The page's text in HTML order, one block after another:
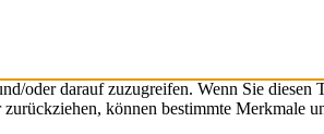
oder darauf zuzugreifen. Wenn Sie diesen
können bestimmte Merkmale